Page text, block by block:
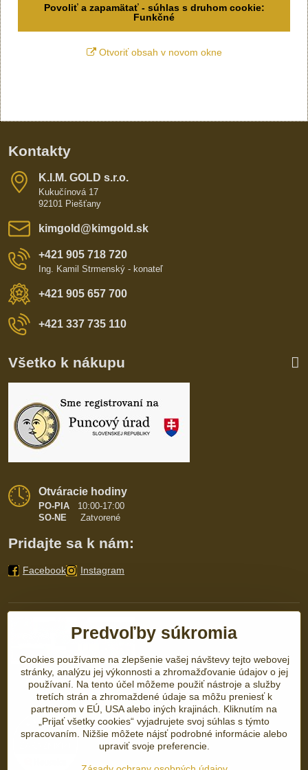
Povoliť a zapamätať - súhlas s druhom cookie:
Funkčné
Otvoriť obsah v novom okne
Kontakty
K​​.I​​.M​​. GOLD s​​.r​​.o​​.
Kukučínová 17
92101 Piešťany
kimgold​@kimgold​.sk
+421 905 718 720
Ing. Kamil Strmenský - konateľ
+421 905 657 700
+421 337 735 110
Všetko k nákupu
Otváracie hodiny
PO-PIA
10:00-17:00
SO-NE Zatvorené
Pridajte sa k nám:
Facebook Instagram
Predvoľby súkromia
Cookies používame na zlepšenie vašej návštevy tejto webovej
stránky, analýzu jej výkonnosti a zhromažďovanie údajov o jej
používaní. Na tento účel môžeme použiť nástroje a služby
tretích strán a zhromaždené údaje sa môžu preniesť k
partnerom v EÚ, USA alebo iných krajinách. Kliknutím na
„Prijať všetky cookies“ vyjadrujete svoj súhlas s týmto
spracovaním. Nižšie môžete nájsť podrobné informácie alebo
upraviť svoje preferencie.